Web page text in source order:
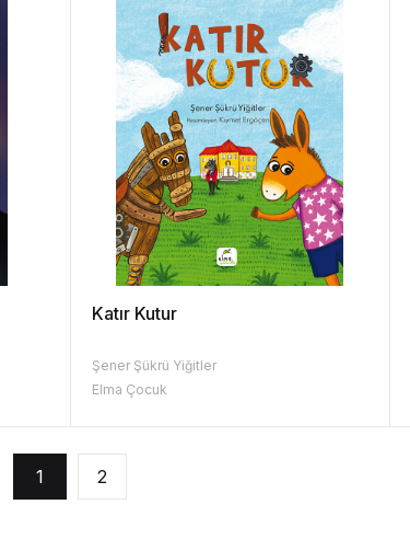
Katır Kutur
Şener Şükrü Yiğitler
Elma Çocuk
1 2